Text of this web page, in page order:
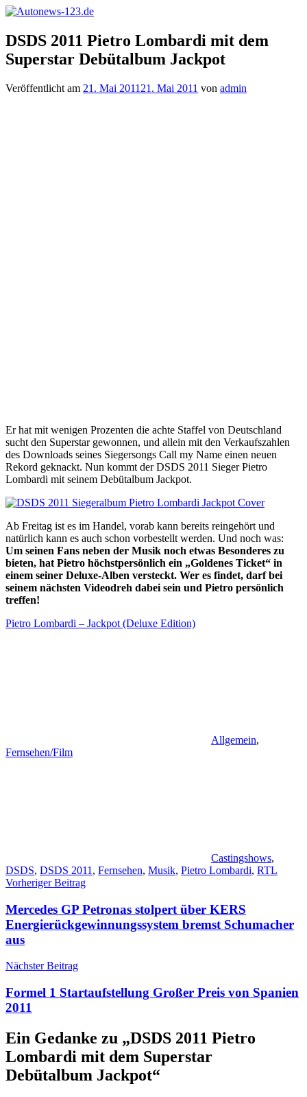
Zum
springen
Autonews-
123.de
Autonews
mit
Charme
DSDS 2011 Pietro Lombardi mit dem
Superstar Debütalbum Jackpot
Veröffentlicht am 21. Mai 2011 21. Mai 2011 von admin
Er hat mit wenigen Prozenten die achte Staffel von Deutschland
sucht den Superstar gewonnen, und allein mit den Verkaufszahlen
des Downloads seines Siegersongs Call my Name einen neuen
Rekord geknackt. Nun kommt der DSDS 2011 Sieger Pietro
Lombardi mit seinem Debütalbum Jackpot.
Ab Freitag ist es im Handel, vorab kann bereits reingehört und
natürlich kann es auch schon vorbestellt werden. Und noch was:
Um seinen Fans neben der Musik noch etwas Besonderes zu
bieten, hat Pietro höchstpersönlich ein „Goldenes Ticket“ in
einem seiner Deluxe-Alben versteckt. Wer es findet, darf bei
seinem nächsten Videodreh dabei sein und Pietro persönlich
treffen!
Pietro Lombardi – Jackpot (Deluxe Edition)
Allgemein,
Fernsehen/Film
Castingshows,
DSDS, DSDS 2011 , Fernsehen, Musik, Pietro Lombardi, RTL
Beitragsnavigation
Vorheriger Beitrag
Mercedes GP Petronas stolpert über KERS
Energierückgewinnungssystem bremst Schumacher
aus
Nächster Beitrag
Formel 1 Startaufstellung Großer Preis von Spanien
2011
Ein Gedanke zu „DSDS 2011 Pietro
Lombardi mit dem Superstar
Debütalbum Jackpot“